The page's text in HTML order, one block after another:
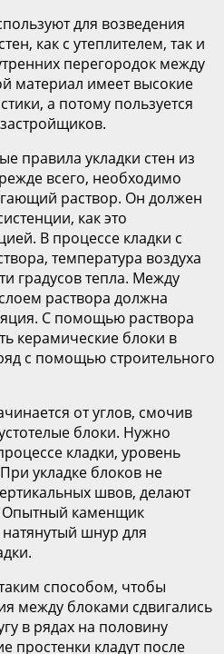
для возведения
как с утеплителем, так и
перегородок между
материал имеет высокие
а потому пользуется
правила укладки стен из
всего, необходимо
раствор. Он должен
как это
В процессе кладки с
температура воздуха
градусов тепла. Между
раствора должна
С помощью раствора
керамические блоки в
с помощью строительного
от углов, смочив
блоки. Нужно
кладки, уровень
укладке блоков не
швов, делают
Опытный каменщик
шнур для
способом, чтобы
между блоками сдвигались
в рядах на половину
простенки кладут после